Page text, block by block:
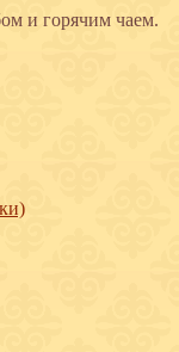
и горячим чаем.